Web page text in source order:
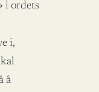
i ordets
i,
å